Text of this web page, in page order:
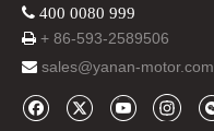
 400 0080 999
 + 86-593-2589506
 sales@yanan-motor.com